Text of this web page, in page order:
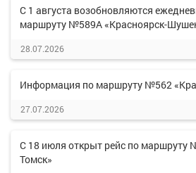
С 1 августа возобновляются
маршруту №589А «Красноярск-
28.07.2026
Информация по маршруту №562
27.07.2026
С 18 июля открыт рейс по маршруту
Томск»